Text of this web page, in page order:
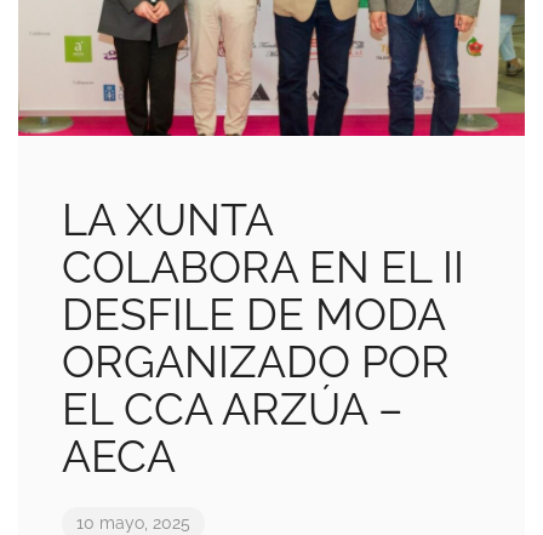
LA XUNTA
COLABORA EN EL II
DESFILE DE MODA
ORGANIZADO POR
EL CCA ARZÚA –
AECA
10 mayo, 2025